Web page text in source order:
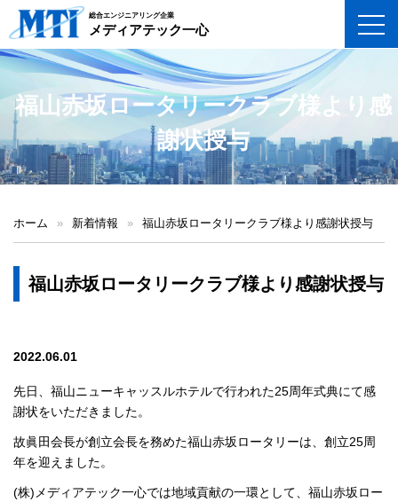
総合エンジニアリング企業
メディアテック一心
福山赤坂ロータリークラブ様より感
謝状授与
ホーム » 新着情報 » 福山赤坂ロータリークラブ様より感謝状授与
福山赤坂ロータリークラブ様より感謝状授与
2022.06.01
先日、福山ニューキャッスルホテルで行われた25周年式典にて感
謝状をいただきました。
故眞田会長が創立会長を務めた福山赤坂ロータリーは、創立25周
年を迎えました。
(株)メディアテック一心では地域貢献の一環として、福山赤坂ロー